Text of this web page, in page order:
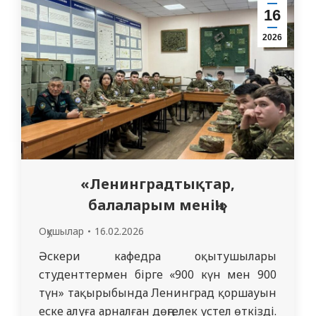
тақырыбы: «Жедел вирусты гепатит.
Созылмалы В және С гепатиттері.
Лептоспироз». Интерн Турысбекова Т.…
16
2026
«Ленинградтықтар,
балаларым менің!»
Оқушылар 16.02.2026
Әскери кафедра оқытушылары
студенттермен бірге «900 күн мен 900
түн» тақырыбында Ленинград қоршауын
еске алуға арналған дөңгелек үстел өткізді.